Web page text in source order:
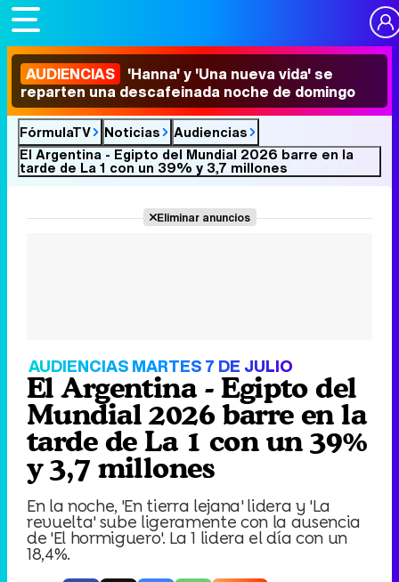
AUDIENCIAS 'Hanna' y 'Una nueva vida' se
reparten una descafeinada noche de domingo
FórmulaTV Noticias
Audiencias
El Argentina - Egipto del Mundial 2026 barre en la
tarde de La 1 con un 39% y 3,7 millones
Eliminar anuncios
AUDIENCIAS MARTES 7 DE JULIO
El Argentina - Egipto del
Mundial 2026 barre en la
tarde de La 1 con un 39%
y 3,7 millones
En la noche, 'En tierra lejana' lidera y 'La
revuelta' sube ligeramente con la ausencia
de 'El hormiguero'. La 1 lidera el día con un
18,4%.